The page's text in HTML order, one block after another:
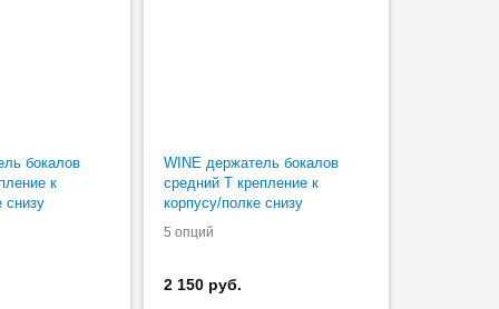
бокалов
к
снизу
WINE держатель бокалов
средний Т крепление к
корпусу/полке снизу
5 опций
2 150 руб.